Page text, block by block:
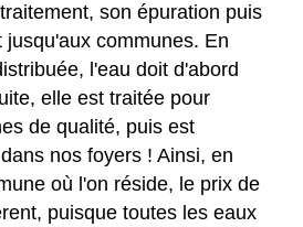
son épuration puis
communes. En
l'eau doit d'abord
elle est traitée pour
de qualité, puis est
nos foyers ! Ainsi, en
où l'on réside, le prix de
puisque toutes les eaux